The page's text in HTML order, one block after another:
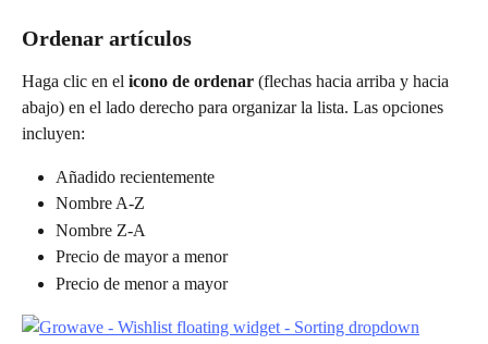
Ordenar artículos
Haga clic en el icono de ordenar (flechas hacia arriba y hacia
abajo) en el lado derecho para organizar la lista. Las opciones
incluyen:
Añadido recientemente
Nombre A-Z
Nombre Z-A
Precio de mayor a menor
Precio de menor a mayor